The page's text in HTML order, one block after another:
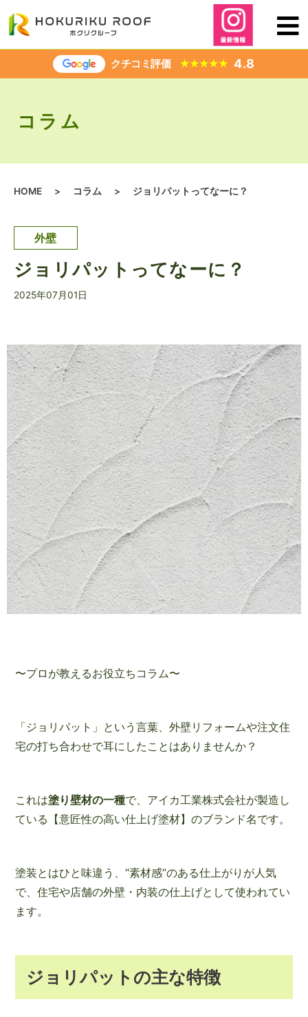
ス
クチコミ評価 ★★★★★ 4.8
コラム
HOME > コラム > ジョリパットってなーに？
外壁
ジョリパットってなーに？
2025年07月01日
〜プロが教えるお役立ちコラム〜
「ジョリパット」という言葉、外壁リフォームや注文住
宅の打ち合わせで耳にしたことはありませんか？
これは塗り壁材の一種で、アイカ工業株式会社が製造し
ている【意匠性の高い仕上げ塗材】のブランド名です。
塗装とはひと味違う、“素材感”のある仕上がりが人気
で、住宅や店舗の外壁・内装の仕上げとして使われてい
ます。
ジョリパットの主な特徴